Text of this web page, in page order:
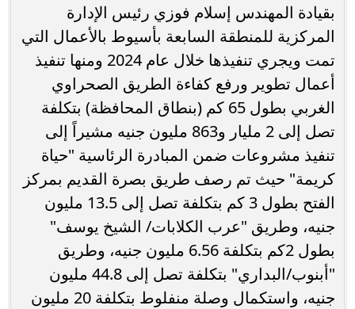
بقيادة المهندس إسلام فوزي رئيس الإدارة
المركزية للمنطقة السابعة بأسيوط بالأعمال التي
تمت ويجري تنفيذها خلال عام 2024 ومنها تنفيذ
أعمال تطوير ورفع كفاءة الطريق الصحراوي
الغربي بطول 65 كم (بنطاق المحافظة) بتكلفة
تصل إلى 2 مليار و863 مليون جنيه مشيراً إلى
تنفيذ مشروعات ضمن المبادرة الرئاسية "حياة
كريمة" حيث تم رصف طريق بصرة القديم بمركز
الفتح بطول 3 كم بتكلفة تصل إلى 13.5 مليون
جنيه، وطريق "عرب الكلابات/ الشيخ يوسف"
بطول 2كم بتكلفة 6.56 مليون جنيه، وطريق
"أبنوب/البداري" بتكلفة تصل إلى 44.8 مليون
جنيه، واستكمال وصلة منفلوط بتكلفة 20 مليون